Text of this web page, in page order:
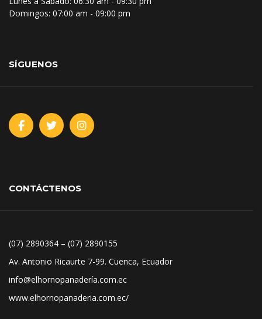
Domingos: 07:00 am - 09:00 pm
SÍGUENOS
CONTÁCTENOS
(07) 2890364 – (07) 2890155
Av. Antonio Ricaurte 7-99. Cuenca, Ecuador
info@elhornopanadería.com.ec
www.elhornopanaderia.com.ec/